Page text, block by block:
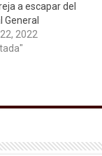
a escapar del
General
2022